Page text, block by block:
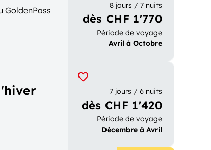
GoldenPass
8 jours / 7 nuits
dès CHF 1'770
Période de voyage
Avril à Octobre
7 jours / 6 nuits
dès CHF 1'420
Période de voyage
Décembre à Avril